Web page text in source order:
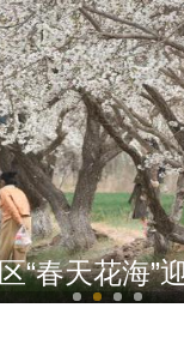
疆特克斯河
里坤湿地迎